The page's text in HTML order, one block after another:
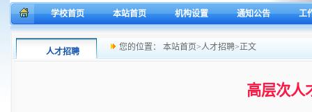
学校首页 本站首页 机构设置 通知公告 工
人才招聘 您的位置： 本站首页>人才招聘>正文
高层次人